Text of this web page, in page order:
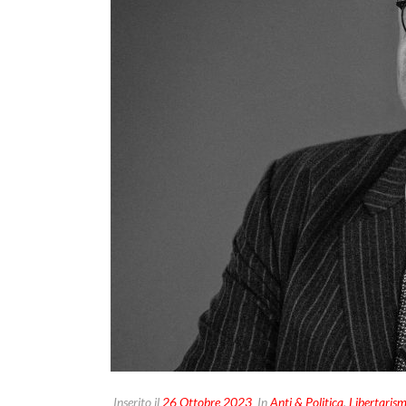
Inserito il 26 Ottobre 2023 InAnti & Politica,